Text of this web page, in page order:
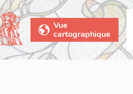
Vue
cartographique